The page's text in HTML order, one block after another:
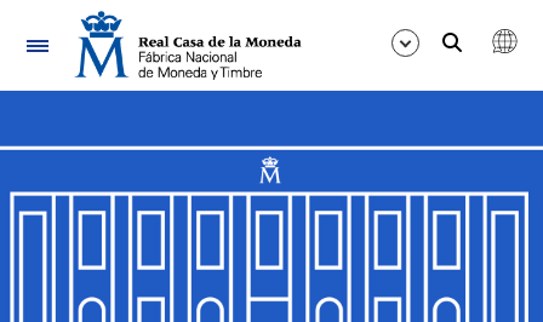
Navegación
Mostrar/Ocultar
Mostrar/Ocultar